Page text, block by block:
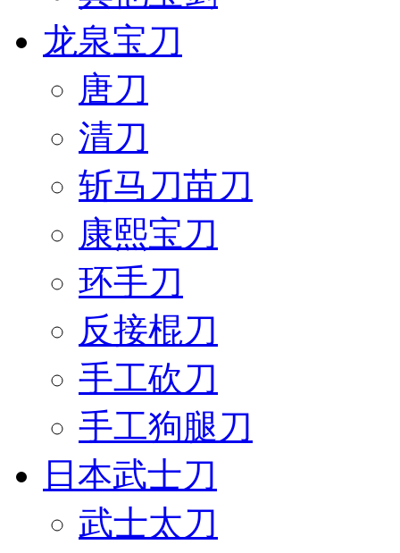
龙泉宝刀
唐刀
清刀
斩马刀苗刀
康熙宝刀
环手刀
反接棍刀
手工砍刀
手工狗腿刀
日本武士刀
武士太刀